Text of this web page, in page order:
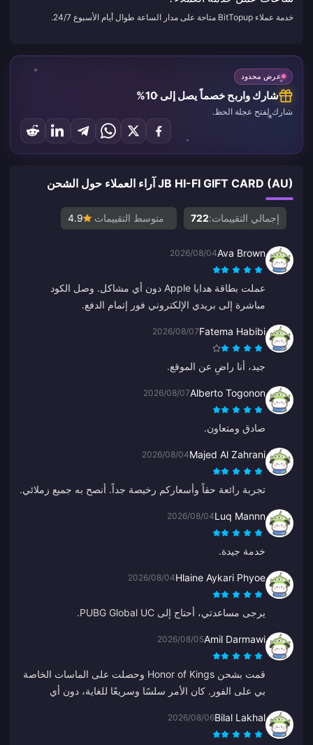
خدمة عملاء BitTopup متاحة على مدار الساعة طوال أيام الأسبوع 24/7.
عرض محدود
شارك واربح خصماً يصل إلى 10%
شارك لفتح عجلة الحظ.
JB HI-FI GIFT CARD (AU) آراء العملاء حول الشحن
إجمالي التقييمات:722 متوسط التقييمات 4.9
Ava Brown
2026/08/04
عملت بطاقة هدايا Apple دون أي مشاكل. وصل الكود
مباشرة إلى بريدي الإلكتروني فور إتمام الدفع.
Fatema Habibi
2026/08/07
جيد، أنا راضٍ عن الموقع.
Alberto Togonon
2026/08/07
صادق ومتعاون.
Majed Al Zahrani
2026/08/04
تجربة رائعة حقاً وأسعاركم رخيصة جداً. أنصح به جميع زملائي.
Luq Mannn
2026/08/04
خدمة جيدة.
Hlaine Aykari Phyoe
2026/08/04
يرجى مساعدتي، أحتاج إلى PUBG Global UC.
Amil Darmawi
2026/08/05
قمت بشحن Honor of Kings وحصلت على الماسات الخاصة
بي على الفور. كان الأمر سلسًا وسريعًا للغاية، دون أي
Bilal Lakhal
2026/08/06